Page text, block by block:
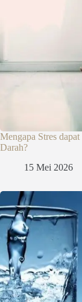
Mengapa Stres
Darah?
15 Mei 2026